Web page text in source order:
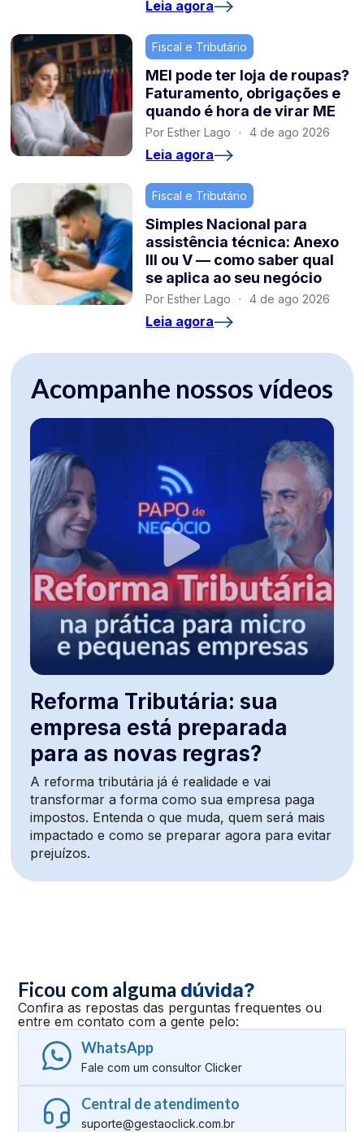
Leia agora
Fiscal e Tributário
MEI pode ter loja de roupas?
Faturamento, obrigações e
quando é hora de virar ME
Por Esther Lago · 4 de ago 2026
Leia agora
Fiscal e Tributário
Simples Nacional para
assistência técnica: Anexo
III ou V — como saber qual
se aplica ao seu negócio
Por Esther Lago · 4 de ago 2026
Leia agora
Acompanhe nossos vídeos
Reforma Tributária: sua
empresa está preparada
para as novas regras?
A reforma tributária já é realidade e vai
transformar a forma como sua empresa paga
impostos. Entenda o que muda, quem será mais
impactado e como se preparar agora para evitar
prejuízos.
Ficou com alguma dúvida?
Confira as repostas das perguntas frequentes ou
entre em contato com a gente pelo:
WhatsApp
Fale com um consultor Clicker
Central de atendimento
suporte@gestaoclick.com.br